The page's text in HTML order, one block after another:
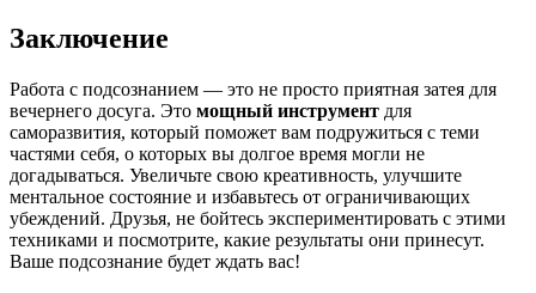
Заключение
Работа с подсознанием — это не просто приятная затея для
вечернего досуга. Это мощный инструмент для
саморазвития, который поможет вам подружиться с теми
частями себя, о которых вы долгое время могли не
догадываться. Увеличьте свою креативность, улучшите
ментальное состояние и избавьтесь от ограничивающих
убеждений. Друзья, не бойтесь экспериментировать с этими
техниками и посмотрите, какие результаты они принесут.
Ваше подсознание будет ждать вас!